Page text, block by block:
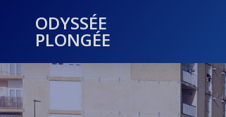
ODYSSÉE
PLONGÉE